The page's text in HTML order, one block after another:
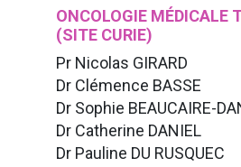
ONCOLOGIE MÉDICALE
(SITE CURIE)
Pr Nicolas GIRARD
Dr Clémence BASSE
Dr Sophie BEAUCAIRE-
Dr Catherine DANIEL
Dr Pauline DU RUSQUEC